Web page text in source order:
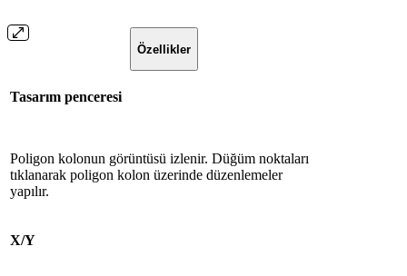
Özellikler
Tasarım penceresi
Poligon kolonun görüntüsü izlenir. Düğüm noktaları
tıklanarak poligon kolon üzerinde düzenlemeler
yapılır.
X/Y